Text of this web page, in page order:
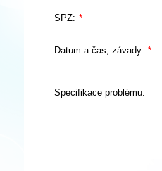
SPZ: *
Datum a čas, závady: *
Specifikace problému: